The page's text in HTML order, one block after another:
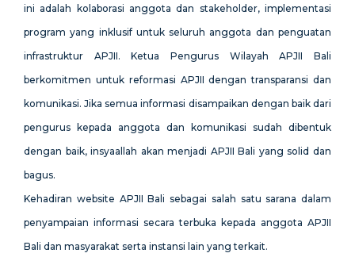
ini adalah kolaborasi anggota dan stakeholder, implementasi
program yang inklusif untuk seluruh anggota dan penguatan
infrastruktur APJII. Ketua Pengurus Wilayah APJII Bali
berkomitmen untuk reformasi APJII dengan transparansi dan
komunikasi. Jika semua informasi disampaikan dengan baik dari
pengurus kepada anggota dan komunikasi sudah dibentuk
dengan baik, insyaallah akan menjadi APJII Bali yang solid dan
bagus.
Kehadiran website APJII Bali sebagai salah satu sarana dalam
penyampaian informasi secara terbuka kepada anggota APJII
Bali dan masyarakat serta instansi lain yang terkait.